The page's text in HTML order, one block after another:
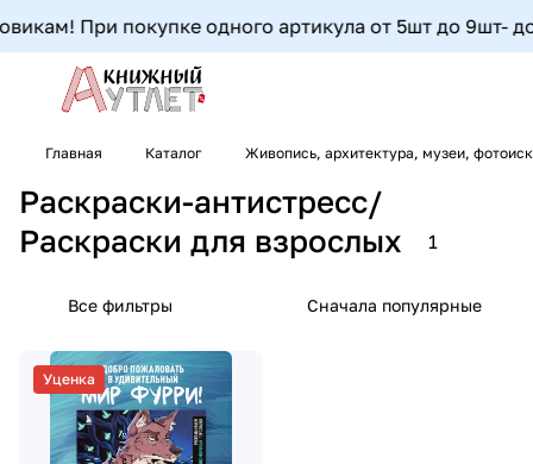
При покупке одного артикула от 5шт до 9шт-
Главная Каталог Живопись, архитектура, музеи,
Раскраски-антистресс/
Раскраски для взрослых
1
Все фильтры Сначала популярные
Уценка